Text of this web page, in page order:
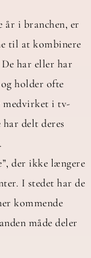
år i branchen, er
til at kombinere
har eller har
holder ofte
medvirket i tv-
delt deres
der ikke længere
I stedet har de
kommende
måde deler